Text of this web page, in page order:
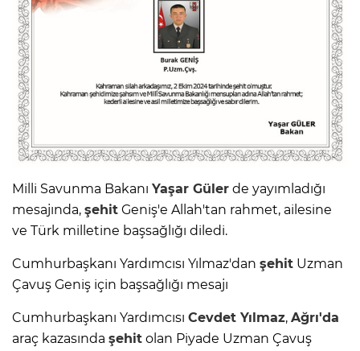
Milli Savunma Bakanı Yaşar Güler de yayımladığı
mesajında, şehit Geniş'e Allah'tan rahmet, ailesine
ve Türk milletine başsağlığı diledi.
Cumhurbaşkanı Yardımcısı Yılmaz'dan şehit Uzman
Çavuş Geniş için başsağlığı mesajı
Cumhurbaşkanı Yardımcısı Cevdet Yılmaz, Ağrı'da
araç kazasında şehit olan Piyade Uzman Çavuş